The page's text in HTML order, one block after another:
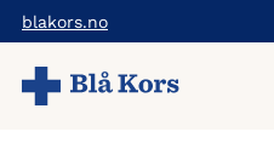
Hopp
til
hovedinnholdet
blakors.no